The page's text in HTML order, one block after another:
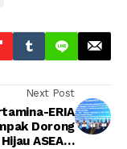
Next Post
ERIA
Dorong
ASEAN,